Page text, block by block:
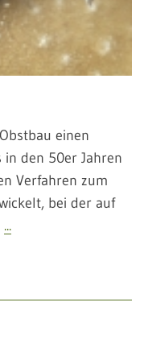
einen
den 50er Jahren
Verfahren zum
bei der auf
...